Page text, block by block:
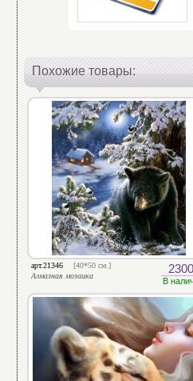
Похожие товары:
арт.21346
[40*50 см.]
Алмазная мозаика
В